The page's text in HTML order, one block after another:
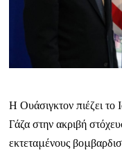
Η Ουάσιγκτον πιέζει το
Γάζα στην ακριβή
εκτεταμένους